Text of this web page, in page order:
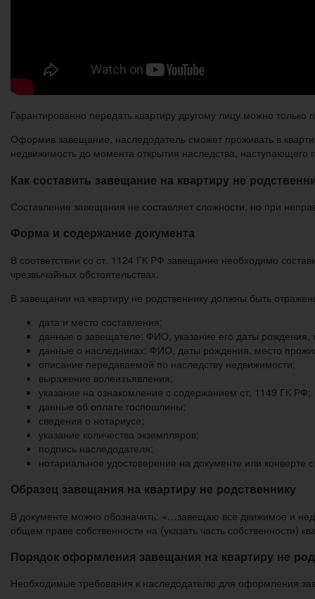
Гарантированно передать квартиру другому лицу можно
Оформив завещание, наследодатель сможет проживать в
недвижимость до момента открытия наследства, наступающего
Как составить завещание на квартиру не
Составление завещания не составляет сложности, но при
Форма и содержание документа
В соответствии со ст. 1124 ГК РФ завещание необходимо
чрезвычайных обстоятельствах.
В завещании на квартиру не родственнику должны быть
дата и место составления;
данные о завещателе: ФИО, указание его даты
данные о наследниках: ФИО, даты рождения, место
описание передаваемой по наследству недвижимости;
выражение волеизъявления;
указание на ознакомление с содержанием ст. 1149 ГК РФ;
данные об оплате госпошлины;
сведения о нотариусе;
указание количества экземпляров;
подпись наследодателя;
нотариальное удостоверение на документе или
Образец завещания на квартиру не родственнику
В документе можно обозначить: «…завещаю все движимое и
общем праве собственности на (указать часть собственности)
Порядок оформления завещания на квартиру не
Необходимые требования к наследодателю для оформления